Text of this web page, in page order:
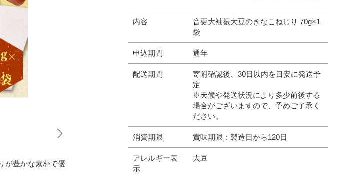
内容
音更大袖振大豆のきなこねじり 70g×1
袋
申込期間 通年
配送期間
寄附確認後、30日以内を目安に発送予
定
※天候や発送状況により多少前後する
場合がございますので、予めご了承く
ださい。
消費期限 賞味期限：製造日から120日
アレルギー表
示
大豆
が豊かな素朴で優